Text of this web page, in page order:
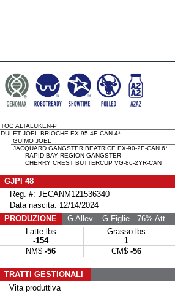
TOG ALTALUKEN-P
DULET JOEL BRIOCHE EX-95-4E-CAN 4*
GUIMO JOEL
JACQUARD GANGSTER BEATRICE EX-90-2E-CAN 6*
RAPID BAY REGION GANGSTER
CHERRY CREST BUTTERCUP VG-86-2YR-CAN
GJPI 48
Reg. #: JECANM121536340
Data nascita: 12/14/2024
PRODUZIONE
G Allev. G Figlie76% Att.
Latte lbs
-154
Grasso lbs
1
NM$ -56 CM$ -56
TRATTI GESTIONALI
Vita produttiva